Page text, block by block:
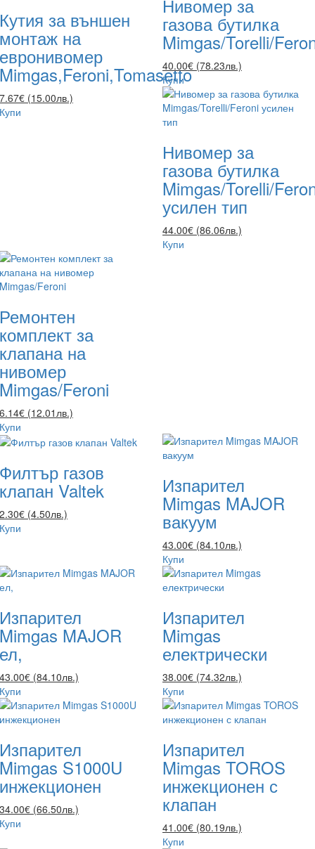
Кутия за външен
монтаж на
евронивомер
Mimgas,Feroni,Tomasetto
7.67€ (15.00лв.)
Купи
Нивомер за
газова бутилка
Mimgas/Torelli/
40.00€ (78.23лв.)
Купи
Нивомер за
газова бутилка
Mimgas/Torelli/
усилен тип
44.00€ (86.06лв.)
Купи
Ремонтен
комплект за
клапана на
нивомер
Mimgas/Feroni
6.14€ (12.01лв.)
Купи
Филтър газов
клапан Valtek
2.30€ (4.50лв.)
Купи
Изпарител
Mimgas MAJOR
вакуум
43.00€ (84.10лв.)
Купи
Изпарител
Mimgas MAJOR
ел,
43.00€ (84.10лв.)
Купи
Изпарител
Mimgas
електрически
38.00€ (74.32лв.)
Купи
Изпарител
Mimgas S1000U
инжекционен
34.00€ (66.50лв.)
Купи
Изпарител
Mimgas TOROS
инжекционен с
клапан
41.00€ (80.19лв.)
Купи